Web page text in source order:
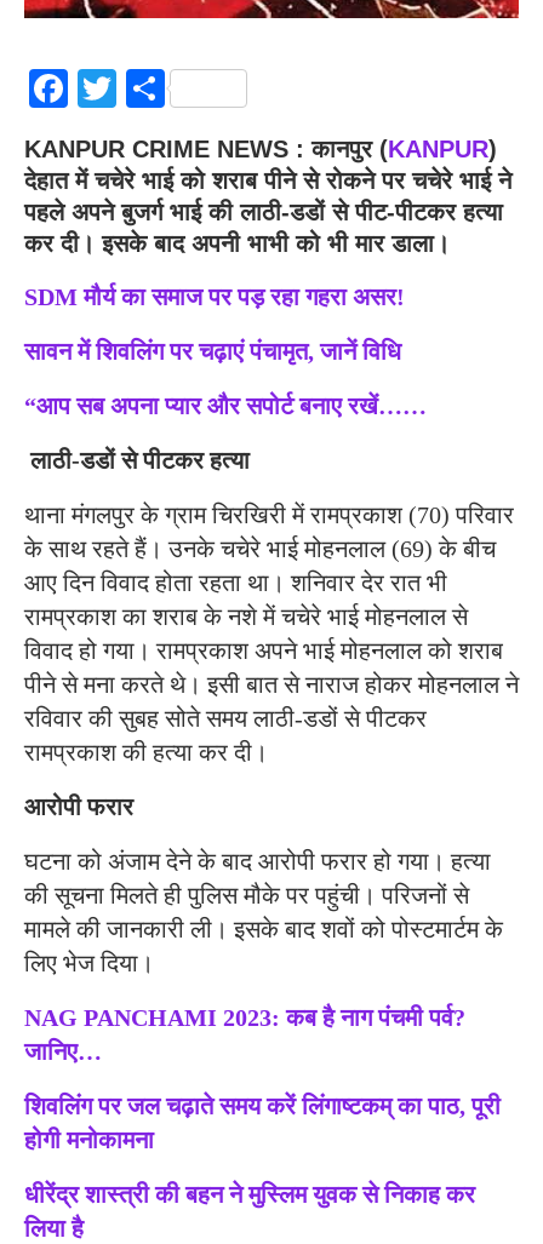
Facebook
TwitterShare
KANPUR CRIME NEWS : कानपुर (KANPUR)
देहात में चचेरे भाई को शराब पीने से रोकने पर चचेरे भाई ने
पहले अपने बुजर्ग भाई की लाठी-डडों से पीट-पीटकर हत्या
कर दी। इसके बाद अपनी भाभी को भी मार डाला।
SDM मौर्य का समाज पर पड़ रहा गहरा असर!
सावन में शिवलिंग पर चढ़ाएं पंचामृत, जानें विधि
“आप सब अपना प्यार और सपोर्ट बनाए रखें……
लाठी-डडों से पीटकर हत्या
थाना मंगलपुर के ग्राम चिरखिरी में रामप्रकाश (70) परिवार
के साथ रहते हैं। उनके चचेरे भाई मोहनलाल (69) के बीच
आए दिन विवाद होता रहता था। शनिवार देर रात भी
रामप्रकाश का शराब के नशे में चचेरे भाई मोहनलाल से
विवाद हो गया। रामप्रकाश अपने भाई मोहनलाल को शराब
पीने से मना करते थे। इसी बात से नाराज होकर मोहनलाल ने
रविवार की सुबह सोते समय लाठी-डडों से पीटकर
रामप्रकाश की हत्या कर दी।
आरोपी फरार
घटना को अंजाम देने के बाद आरोपी फरार हो गया। हत्या
की सूचना मिलते ही पुलिस मौके पर पहुंची। परिजनों से
मामले की जानकारी ली। इसके बाद शवों को पोस्टमार्टम के
लिए भेज दिया।
NAG PANCHAMI 2023: कब है नाग पंचमी पर्व?
जानिए…
शिवलिंग पर जल चढ़ाते समय करें लिंगाष्टकम् का पाठ, पूरी
होगी मनोकामना
धीरेंद्र शास्त्री की बहन ने मुस्लिम युवक से निकाह कर
लिया है